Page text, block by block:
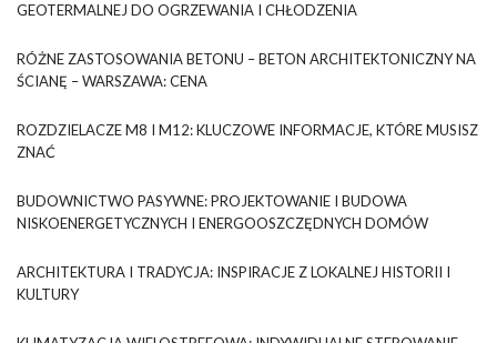
GEOTERMALNEJ DO OGRZEWANIA I CHŁODZENIA
RÓŻNE ZASTOSOWANIA BETONU – BETON ARCHITEKTONICZNY NA
ŚCIANĘ – WARSZAWA: CENA
ROZDZIELACZE M8 I M12: KLUCZOWE INFORMACJE, KTÓRE MUSISZ
ZNAĆ
BUDOWNICTWO PASYWNE: PROJEKTOWANIE I BUDOWA
NISKOENERGETYCZNYCH I ENERGOOSZCZĘDNYCH DOMÓW
ARCHITEKTURA I TRADYCJA: INSPIRACJE Z LOKALNEJ HISTORII I
KULTURY